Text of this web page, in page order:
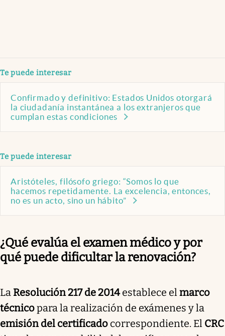
Te puede interesar
Confirmado y definitivo: Estados Unidos otorgará
la ciudadanía instantánea a los extranjeros que
cumplan estas condiciones
Te puede interesar
Aristóteles, filósofo griego: “Somos lo que
hacemos repetidamente. La excelencia, entonces,
no es un acto, sino un hábito”
¿Qué evalúa el examen médico y por
qué puede dificultar la renovación?
La Resolución 217 de 2014establece el marco
técnicopara la realización de exámenes y la
emisión del certificado correspondiente. El CRC